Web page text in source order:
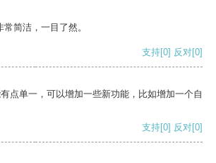
简洁，一目了然。
支持[0] 反对[0]
点单一，可以增加一些新功能，比如增加一个自
支持[0] 反对[0]